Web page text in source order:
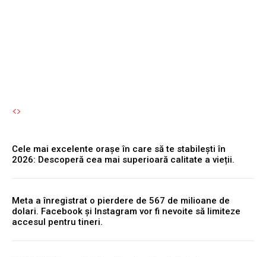
Cele mai excelente orașe în care să te stabilești în
2026: Descoperă cea mai superioară calitate a vieții.
Meta a înregistrat o pierdere de 567 de milioane de
dolari. Facebook și Instagram vor fi nevoite să limiteze
accesul pentru tineri.